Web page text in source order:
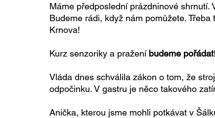
Máme předposlední prázdninové shrnutí.
Budeme rádi, když nám pomůžete.
Krnova!
Kurz senzoriky a pražení budeme pořádat
Vláda dnes schválila zákon o tom, že
odpočinku. V gastru je něco takového
Anička, kterou jsme mohli potkávat v